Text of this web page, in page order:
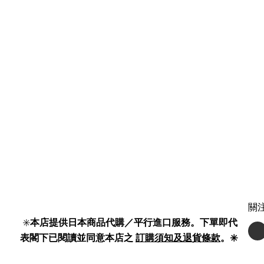
✳️本店提供日本商品代購／平行進口服務。下單即代
表閣下已閱讀並同意本店之 訂購須知及退貨條款。✳️
關